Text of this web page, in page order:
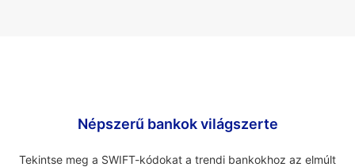
Népszerű bankok világszerte
Tekintse meg a SWIFT-kódokat a trendi bankokhoz az elmúlt